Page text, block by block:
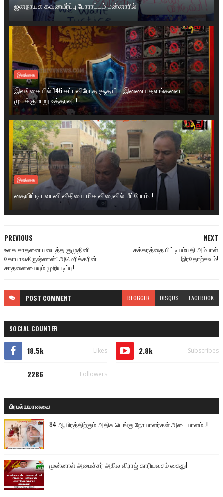
ஜனநாயக கவனயீர்ப்பு போராட்டம் மன்னாரில்
இலங்கை
இலங்கையில் 146 சட்டவிரோத சூதாட்ட இணையதளங்களை
முடக்குமாறு உத்தரவு..!
இலங்கை
தையிட்டி பவானி வீதியை மிக விரைவில் மீட்போம்..!
NEXT
சக்கரத்தை பிட்டியம்பதி அம்பாள்
இரதோற்சவம்!
PREVIOUS
உலக சாதனை படைத்த குமுதினி
கோபாலகிருஷ்ணன்: அமெரிக்கரின்
சாதனையையும் முறியடிப்பு!
POST COMMENT BLOGGER DISQUS FACEBOOK
SOCIAL COUNTER
18.5k Likes 2.8k Subscribes
2286 Followers
பிரபல்யமானவை
84 ஆயிரத்திற்கும் அதிக டெங்கு நோயாளர்கள் அடையாளம்..!
முன்னாள் அமைச்சர் அகில விராஜ் காரியவசம் கைது!